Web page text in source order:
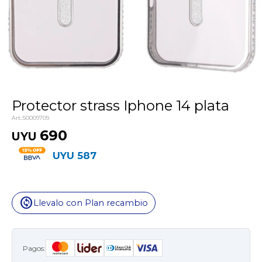
Protector strass Iphone 14 plata
50009709
UYU 690
UYU 587
change_circleLlevalo con Plan recambio
Pagos: